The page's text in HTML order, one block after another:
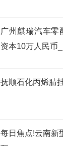
广州麒瑞汽车零
资本10万人民币
抚顺石化丙烯腈
每日焦点!云南新